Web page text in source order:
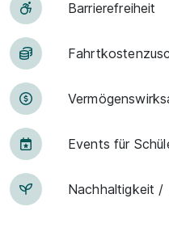
Barriere­frei­heit
Events für
Nachhaltigkeit /